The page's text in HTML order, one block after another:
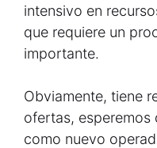
intensivo en
que requiere un
importante.
Obviamente, tiene
ofertas, esperemos
como nuevo